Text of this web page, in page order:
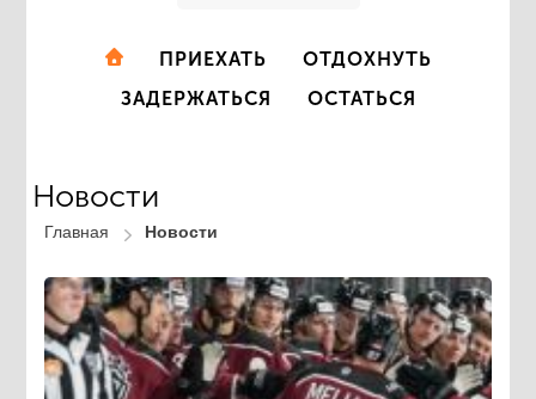
ПРИЕХАТЬ
ОТДОХНУТЬ
ЗАДЕРЖАТЬСЯ
ОСТАТЬСЯ
Новости
Главная Новости